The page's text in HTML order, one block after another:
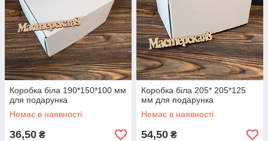
Коробка біла 190*150*100 мм
для подарунка
Немає в наявності
36,50 ₴
Коробка біла 205* 205*125
мм для подарунка
Немає в наявності
54,50 ₴